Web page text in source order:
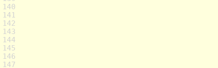
140
141
142
143
144
145
146
147